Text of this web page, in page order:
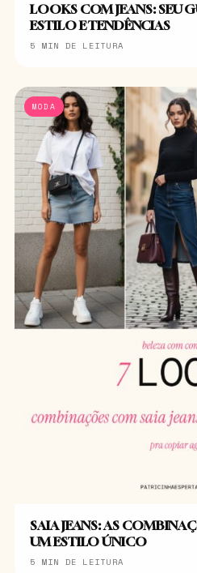
LOOKS COM JEANS: SEU
ESTILO E TENDÊNCIAS
5 MIN DE LEITURA
MODA
SAIA JEANS: AS
UM ESTILO ÚNICO
5 MIN DE LEITURA